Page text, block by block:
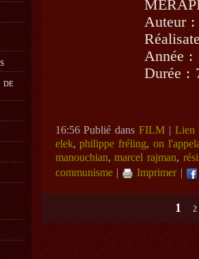
DE
Auteur :
Année :
Durée :
16:56 Publié dansFILM | Lien
elek,philippe fréling,on
manouchian,marcel rajman,
communisme| Imprimer|
1 2